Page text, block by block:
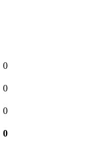
0
0
0
0